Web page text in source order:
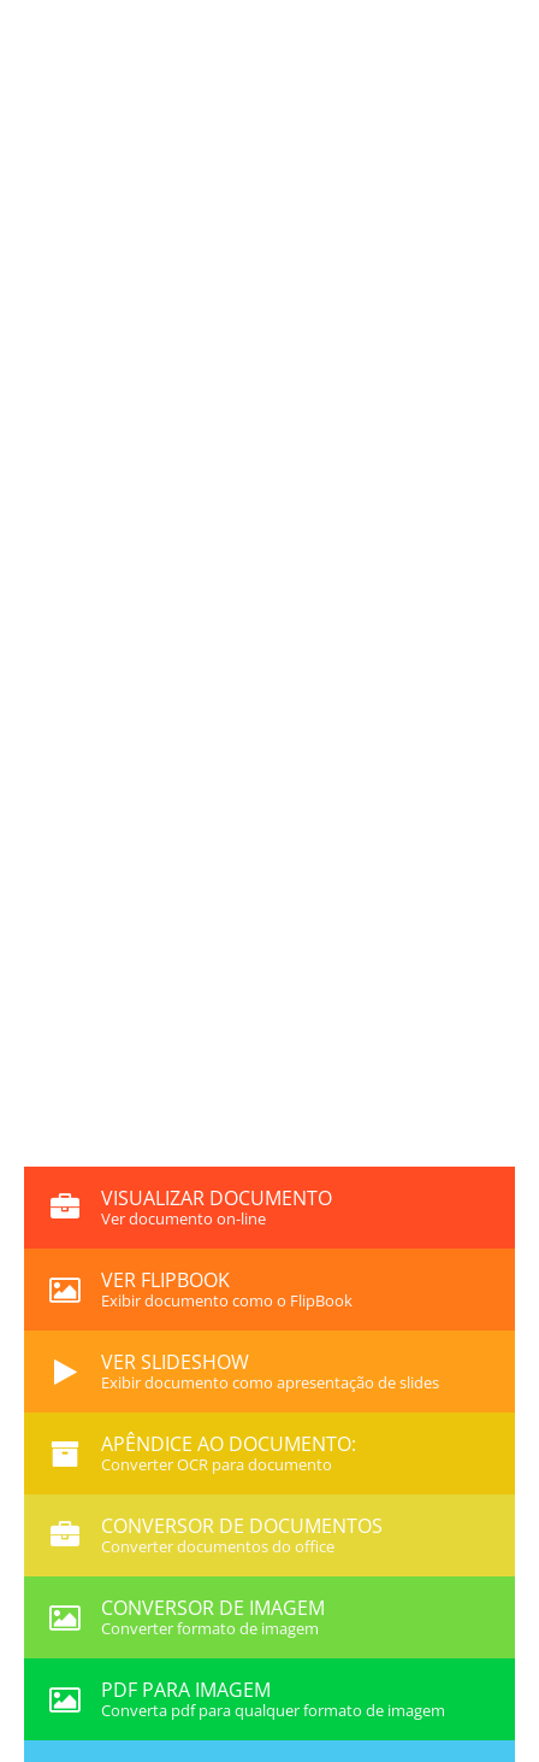
VISUALIZAR DOCUMENTO
Ver documento on-line
VER FLIPBOOK
Exibir documento como o FlipBook
VER SLIDESHOW
Exibir documento como apresentação de slides
APÊNDICE AO DOCUMENTO:
Converter OCR para documento
CONVERSOR DE DOCUMENTOS
Converter documentos do office
CONVERSOR DE IMAGEM
Converter formato de imagem
PDF PARA IMAGEM
Converta pdf para qualquer formato de imagem